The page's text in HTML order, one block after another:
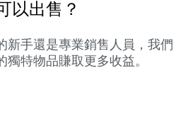
以出售？
新手還是專業銷售人員，我們
特物品賺取更多收益。